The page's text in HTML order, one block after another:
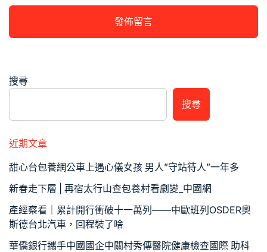
搜尋
搜尋
近期文章
甜心台包養網公車上遇心儀女孩 男人”守站待人”一年多
新春走下層 | 再宿太行山查包養村看劇變_中國網
產經察看｜累計開行衝破十一萬列——中歐班列OSDER奧
斯德台北汽車，回程裝了啥
華僑銀行攜手中國國企中關村秀傳醫院健康檢查國際 助科